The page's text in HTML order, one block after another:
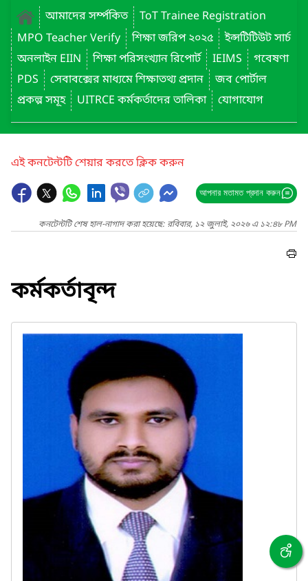
আমাদের সর্ম্পকিত
ToT Trainee Registration
MPO Teacher Verify
শিক্ষা জরিপ ২০২৫
ইন্সটিটিউট সার্চ
অনলাইন EIIN
শিক্ষা পরিসংখ্যান রিপোর্ট IEIMS
গবেষণা
PDS
সেবাবক্সের মাধ্যমে শিক্ষাতথ্য প্রদান
জব পোর্টাল
প্রকল্প সমূহ
UITRCE কর্মকর্তাদের তালিকা যোগাযোগ
এই কনটেন্টটি শেয়ার করতে ক্লিক করুন
আপনার মতামত প্রদান করুন
কনটেন্টটি শেষ হাল-নাগাদ করা হয়েছে: রবিবার, ১২ জুলাই, ২০২৬ এ ১২:৪৮ PM
কর্মকর্তাবৃন্দ